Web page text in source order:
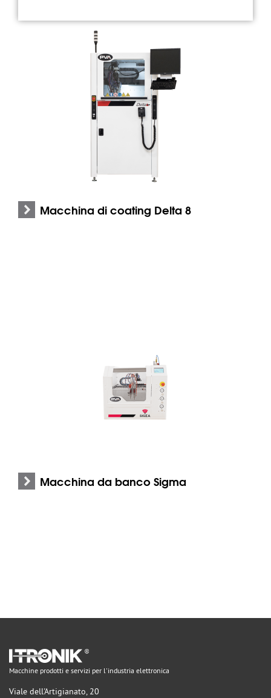
Macchina di coating Delta 8
Macchina da banco Sigma
Macchine prodotti e servizi per l'industria elettronica
Viale dell'Artigianato, 20